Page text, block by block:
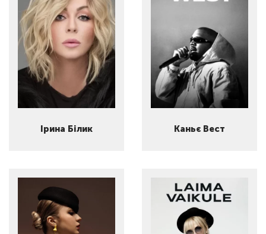
Ірина Білик Каньє Вест